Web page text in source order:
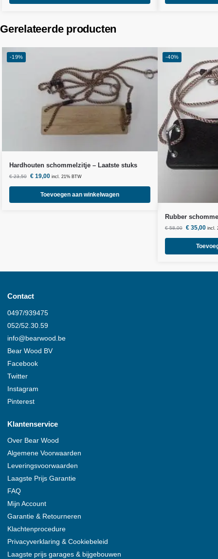
Gerelateerde producten
-19%
Hardhouten schommelzitje – Laatste stuks
€23,50 €19,00 incl. 21% BTW
Toevoegen aan winkelwagen
-40%
Rubber
€58,00 €35,00 incl.
Contact
0497/939475
052/52.30.59
info@bearwood .be
Bear Wood BV
Facebook
Twitter
Instagram
Pinterest
Klantenservice
Over Bear Wood
Algemene Voorwaarden
Leveringsvoorwaarden
Laagste Prijs Garantie
FAQ
Mijn Account
Garantie & Retourneren
Klachtenprocedure
Privacyverklaring & Cookiebeleid
Laagste prijs garages & bijgebouwen